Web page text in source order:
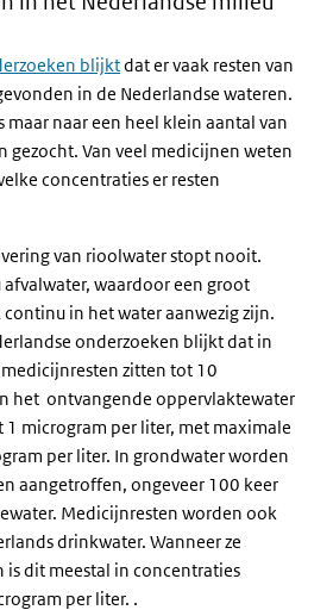
blijktdat er vaak resten van
in de Nederlandse wateren.
maar naar een heel klein aantal van
gezocht. Van veel medicijnen weten
concentraties er resten
van rioolwater stopt nooit.
afvalwater, waardoor een groot
in het water aanwezig zijn.
onderzoeken blijkt dat in
zitten tot 10
het ontvangende oppervlaktewater
microgram per liter, met maximale
per liter. In grondwater worden
aangetroffen, ongeveer 100 keer
Medicijnresten worden ook
drinkwater. Wanneer ze
dit meestal in concentraties
per liter. .